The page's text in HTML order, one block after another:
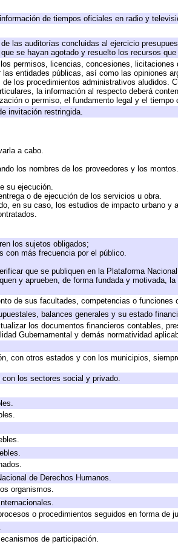
de tiempos oficiales en radio y
las auditorías concluidas al ejercicio
se hayan agotado y resuelto los recursos
permisos, licencias, concesiones, licitaciones
entidades públicas, así como las opiniones
los procedimientos administrativos aludidos.
la información al respecto deberá
o permiso, el fundamento legal y el tiempo
invitación restringida.
a cabo.
los nombres de los proveedores y los montos.
su ejecución.
o de ejecución de los servicios u obra.
en su caso, los estudios de impacto urbano y
los sujetos obligados;
con más frecuencia por el público.
que se publiquen en la Plataforma
y aprueben, de forma fundada y motivada,
de sus facultades, competencias o funciones
balances generales y su estado
los documentos financieros contables,
Gubernamental y demás normatividad
con otros estados y con los municipios,
los sectores social y privado.
de Derechos Humanos.
organismos.
o procedimientos seguidos en forma de
de participación.